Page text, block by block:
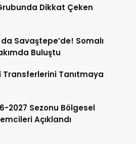
Dikkat Çeken
Savaştepe’de! Somalı
Buluştu
Transferlerini Tanıtmaya
2027 Sezonu Bölgesel
Açıklandı